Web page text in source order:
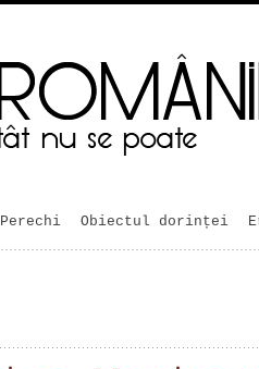
Perechi Obiectul dorinței